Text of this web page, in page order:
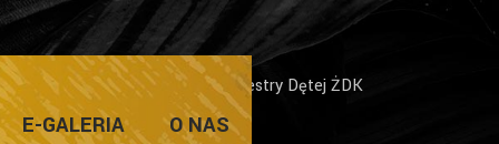
E-GALERIA O NAS
/Warsztaty Miejskiej Orkiestry Dętej ŻDK